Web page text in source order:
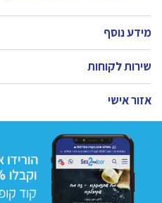
מידע נוסף
שירות לקוחות
אזור אישי